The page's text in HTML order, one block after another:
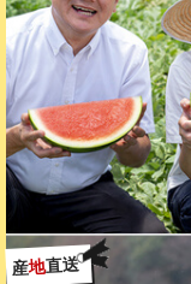
産地直送